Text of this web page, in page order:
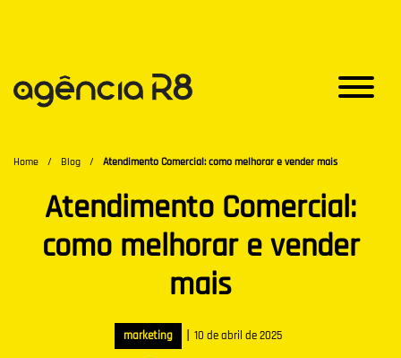
Home / Blog / Atendimento Comercial: como melhorar e vender mais
Atendimento Comercial:
como melhorar e vender
mais
marketing | 10 de abril de 2025